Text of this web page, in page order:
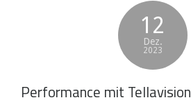
12
Dez.
2023
Performance mit Tellavision